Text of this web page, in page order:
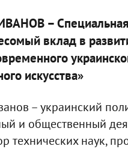
– Cпециальная
вклад в
искусства»
– украинский
и общественный
технических наук,